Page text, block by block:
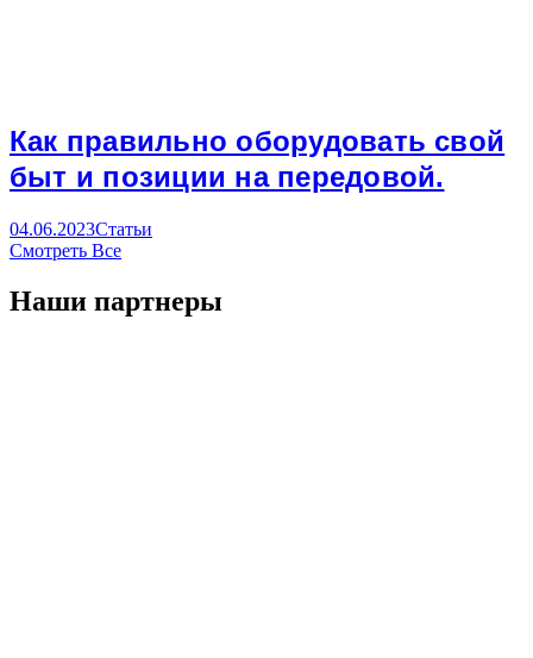
Как правильно оборудовать свой
быт и позиции на передовой.
04.06.2023Статьи
Смотреть Все
Наши партнеры